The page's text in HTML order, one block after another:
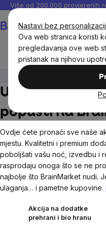
Nastavi bez
Ova web stranica koristi
pregledavanja ove web
pristanak na njihovu
Preskoči
sadržaj
Više od 200.000 provjerenih
Uštedi -
popusti na
Ovdje ćete pronaći sve naše
mjestu. Kvalitetni i premium
poboljšati vašu noć, izvedbu i
rasprodaju onoga što se ne
najbolje što BrainMarket nudi.
ulaganja… i pametne kupovine.
Akcija na dodatke
prehrani i bio hranu